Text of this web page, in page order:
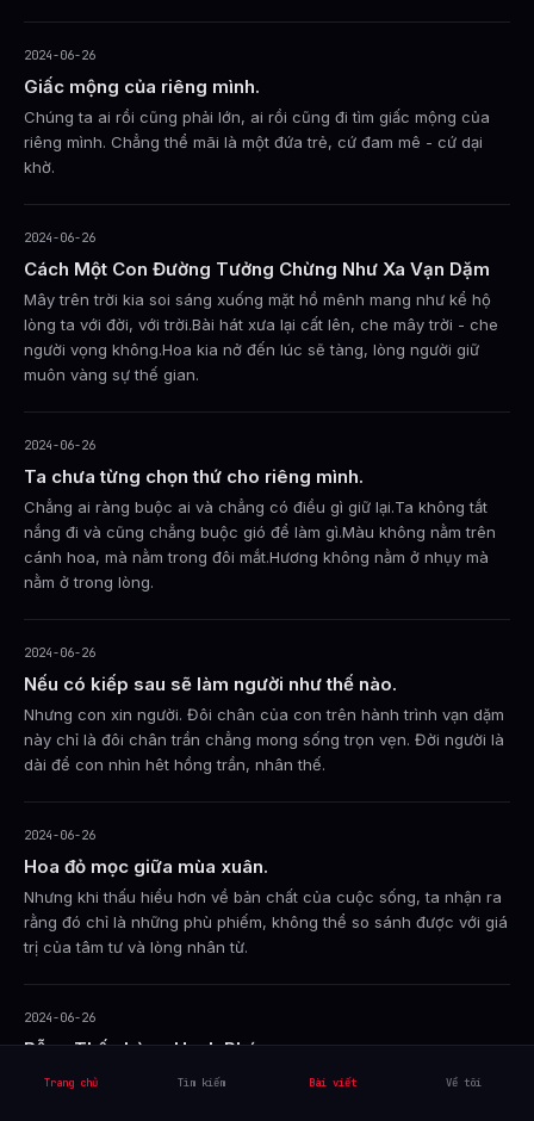
2024-06-26
Giấc mộng của riêng mình.
Chúng ta ai rồi cũng phải lớn, ai rồi cũng đi tìm giấc mộng của
riêng mình. Chẳng thể mãi là một đứa trẻ, cứ đam mê - cứ dại
khờ.
2024-06-26
Cách Một Con Đường Tưởng Chừng Như Xa Vạn Dặm
Mây trên trời kia soi sáng xuống mặt hồ mênh mang như kể hộ
lòng ta với đời, với trời.Bài hát xưa lại cất lên, che mây trời - che
người vọng không.Hoa kia nở đến lúc sẽ tàng, lòng người giữ
muôn vàng sự thế gian.
2024-06-26
Ta chưa từng chọn thứ cho riêng mình.
Chẳng ai ràng buộc ai và chẳng có điều gì giữ lại.Ta không tắt
nắng đi và cũng chẳng buộc gió để làm gì.Màu không nằm trên
cánh hoa, mà nằm trong đôi mắt.Hương không nằm ở nhụy mà
nằm ở trong lòng.
2024-06-26
Nếu có kiếp sau sẽ làm người như thế nào.
Nhưng con xin người. Đôi chân của con trên hành trình vạn dặm
này chỉ là đôi chân trần chẳng mong sống trọn vẹn. Đời người là
dài để con nhìn hêt hồng trần, nhân thế.
2024-06-26
Hoa đỏ mọc giữa mùa xuân.
Nhưng khi thấu hiểu hơn về bản chất của cuộc sống, ta nhận ra
rằng đó chỉ là những phù phiếm, không thể so sánh được với giá
trị của tâm tư và lòng nhân từ.
2024-06-26
Bỗng Thấy Lòng Hạnh Phúc
Không ước vọng quá nhiều, không hơn thua quá nhiều. Không
Trang chủ Tìm kiếm Bài viết Về tôi